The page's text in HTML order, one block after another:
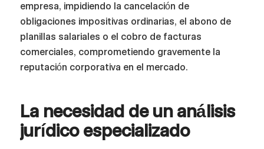
empresa, impidiendo la cancelación de
obligaciones impositivas ordinarias, el abono de
planillas salariales o el cobro de facturas
comerciales, comprometiendo gravemente la
reputación corporativa en el mercado.
La necesidad de un análisis
jurídico especializado